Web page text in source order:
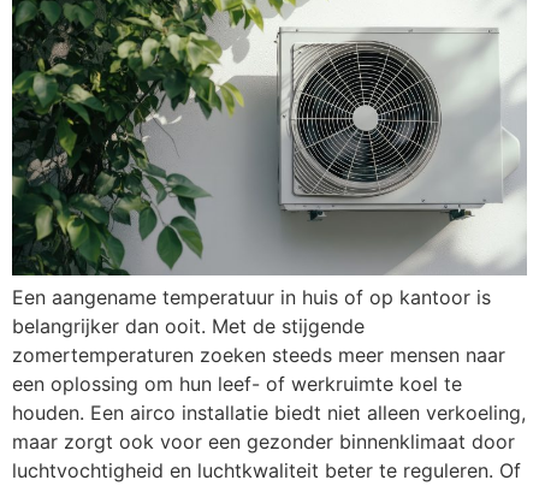
Een aangename temperatuur in huis of op kantoor is
belangrijker dan ooit. Met de stijgende
zomertemperaturen zoeken steeds meer mensen naar
een oplossing om hun leef- of werkruimte koel te
houden. Een airco installatie biedt niet alleen verkoeling,
maar zorgt ook voor een gezonder binnenklimaat door
luchtvochtigheid en luchtkwaliteit beter te reguleren. Of